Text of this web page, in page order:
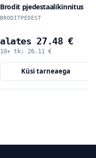
Brodit pjedestaalikinnitus
BRODITPEDEST
alates 27.48 €
10+ tk: 26.11 €
Küsi tarneaega